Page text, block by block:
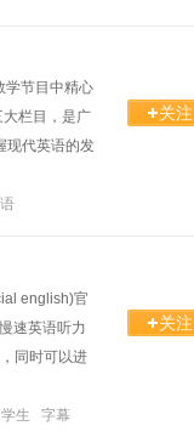
学节目中精心
大栏目，是广
现代英语的发
english)官
速英语听力
同时可以进
生 字幕